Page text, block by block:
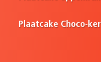
Plaatcake Choco-